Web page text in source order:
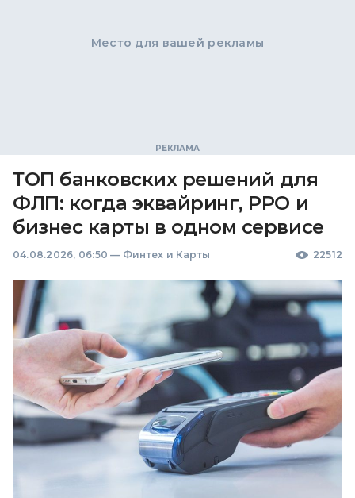
Место для вашей рекламы
ТОП банковских решений для
ФЛП: когда эквайринг, РРО и
бизнес карты в одном сервисе
04.08.2026, 06:50 — Финтех и Карты 22512